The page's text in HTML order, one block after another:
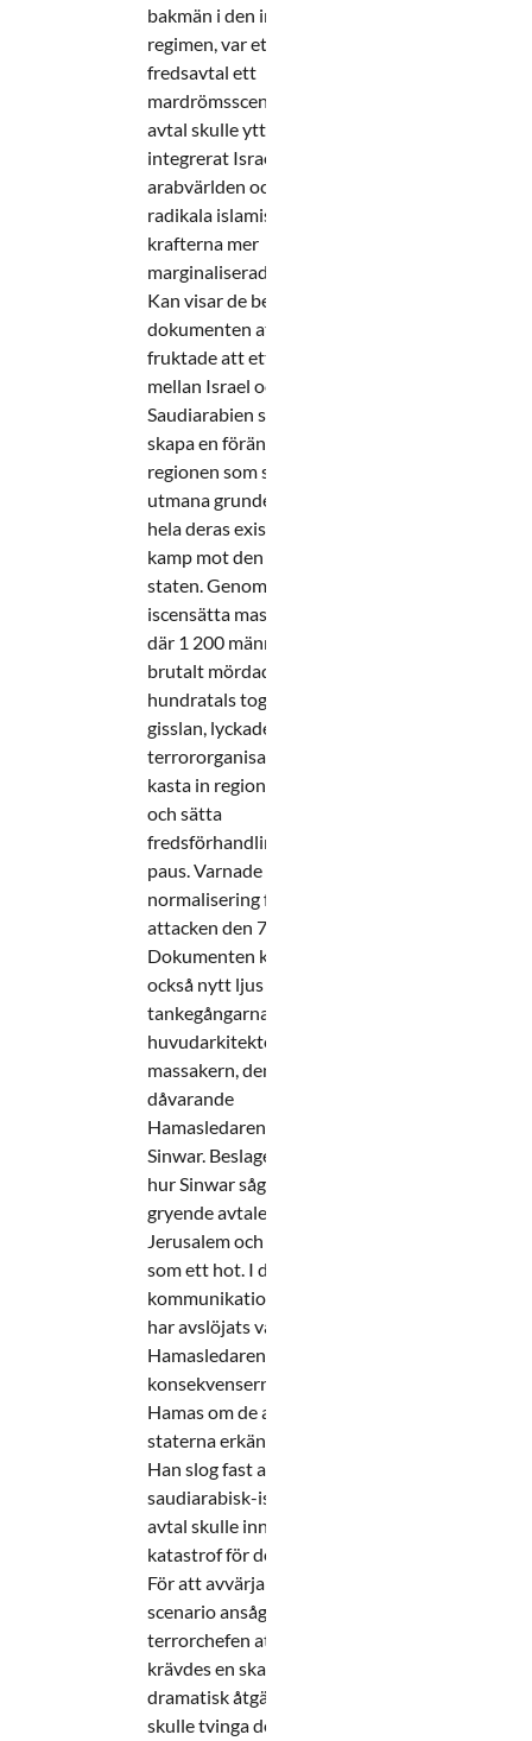
bakmän i den iranska
regimen, var ett sådant
fredsavtal ett
mardrömsscenario. Ett
avtal skulle ytterligare ha
integrerat Israel i
arabvärlden och gjort de
radikala islamistiska
krafterna mer
marginaliserade. Enligt
Kan visar de beslagtagna
dokumenten att Hamas
fruktade att ett avtal
mellan Israel och
Saudiarabien skulle
skapa en förändring i
regionen som skulle
utmana grunden för hela
hela deras existens och
kamp mot den judiska
staten. Genom att
iscensätta massakern,
där 1 200 människor
brutalt mördades och
hundratals togs som
gisslan, lyckades
terrororganisationen
kasta in regionen i krig
och sätta
fredsförhandlingarna på
paus. Varnade för
normalisering före
attacken den 7 oktober
Dokumenten kastar
också nytt ljus över
tankegångarna hos
huvudarkitekten bakom
massakern, den
dåvarande
Hamasledaren Yahya
Sinwar. Beslagen visar
hur Sinwar såg på det
gryende avtalet mellan
Jerusalem och Riyadh
som ett hot. I den interna
kommunikation som nu
har avslöjats varnade
Hamasledaren för
konsekvenserna för
Hamas om de arabiska
staterna erkände Israel.
Han slog fast att ett
saudiarabisk-israeliskt
avtal skulle innebära en
katastrof för deras sak.
För att avvärja detta
scenario ansåg
terrorchefen att det
krävdes en skakande och
dramatisk åtgärd som
skulle tvinga de arabiska